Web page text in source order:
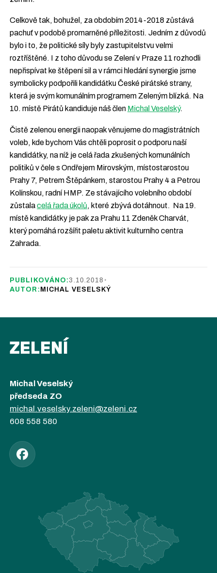
Celkově tak, bohužel, za obdobím 2014-2018 zůstává
pachuť v podobě promarněné příležitosti. Jedním z důvodů
bylo i to, že politické síly byly zastupitelstvu velmi
roztříštěné. I z toho důvodu se Zelení v Praze 11 rozhodli
nepřispívat ke štěpení sil a v rámci hledání synergie jsme
symbolicky podpořili kandidátku České pirátské strany,
která je svým komunálním programem Zeleným blízká. Na
10. místě Pirátů kandiduje náš člen Michal Veselský.
Čistě zelenou energii naopak věnujeme do magistrátních
voleb, kde bychom Vás chtěli poprosit o podporu naší
kandidátky, na níž je celá řada zkušených komunálních
politiků v čele s Ondřejem Mirovským, místostarostou
Prahy 7, Petrem Štěpánkem, starostou Prahy 4 a Petrou
Kolínskou, radní HMP. Ze stávajícího volebního období
zůstalacelá řada úkolů, které zbývá dotáhnout. Na 19.
místě kandidátky je pak za Prahu 11 Zdeněk Charvát,
který pomáhá rozšířit paletu aktivit kulturního centra
Zahrada.
PUBLIKOVÁNO:3.10.2018 •
AUTOR: MICHAL VESELSKÝ
ZELENÍ
Michal Veselský
předseda ZO
michal.veselsky.zeleni@zeleni.cz
608 558 580